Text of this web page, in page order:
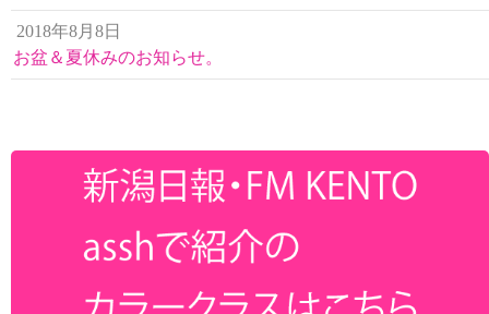
2018年8月8日
お盆＆夏休みのお知らせ。